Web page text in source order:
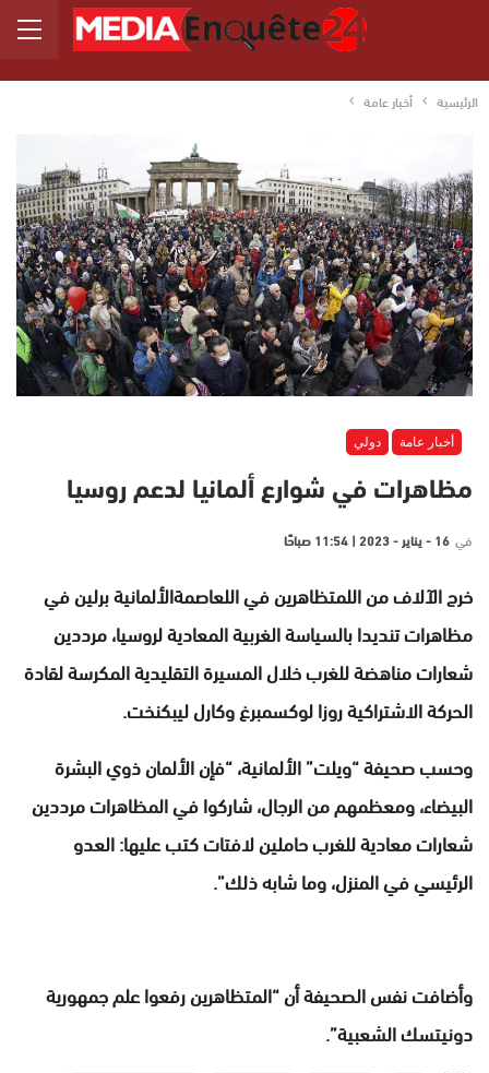
الرئيسية أخبار عامة
أخبار عامة دولي
مظاهرات في شوارع ألمانيا لدعم روسيا
في 16 - يناير - 2023 | 11:54 صباحًا
خرج الآلاف من اللمتظاهرين في اللعاصمةالألمانية برلين في
مظاهرات تنديدا بالسياسة الغربية المعادية لروسيا، مرددين
شعارات مناهضة للغرب خلال المسيرة التقليدية المكرسة لقادة
الحركة الاشتراكية روزا لوكسمبرغ وكارل ليبكنخت.
وحسب صحيفة “ويلت” الألمانية، “فإن الألمان ذوي البشرة
البيضاء، ومعظمهم من الرجال، شاركوا في المظاهرات مرددين
شعارات معادية للغرب حاملين لافتات كتب عليها: العدو
الرئيسي في المنزل، وما شابه ذلك”.
وأضافت نفس الصحيفة أن “المتظاهرين رفعوا علم جمهورية
دونيتسك الشعبية”.